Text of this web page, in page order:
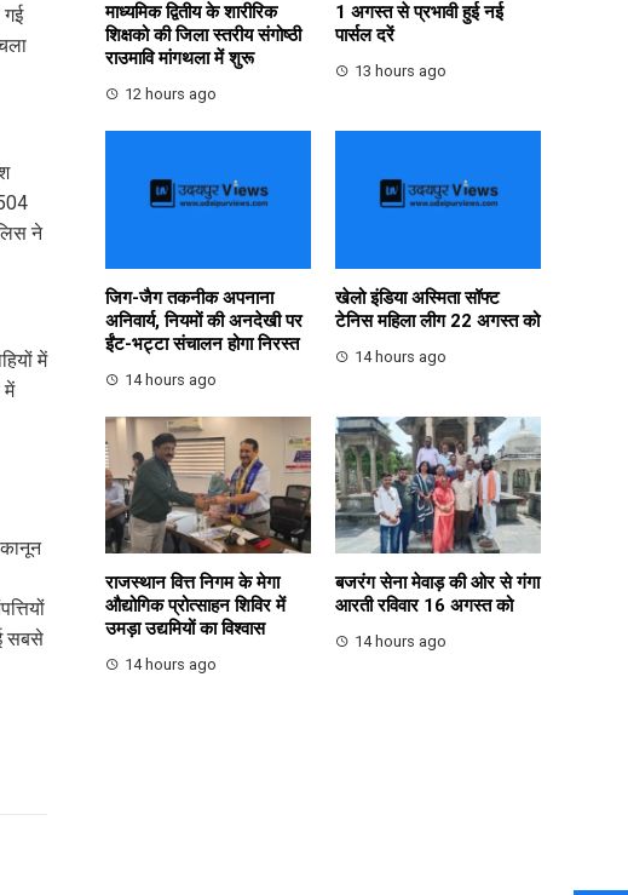
ने
में
में
सबसे
माध्यमिक द्वितीय के शारीरिक
शिक्षको की जिला स्तरीय संगोष्ठी
राउमावि मांगथला में शुरू
12 hours ago
1 अगस्त से प्रभावी हुई नई
पार्सल दरें
13 hours ago
जिग-जैग तकनीक अपनाना
अनिवार्य, नियमों की अनदेखी पर
ईंट-भट्टा संचालन होगा निरस्त
14 hours ago
खेलो इंडिया अस्मिता सॉफ्ट
टेनिस महिला लीग 22 अगस्त को
14 hours ago
राजस्थान वित्त निगम के मेगा
औद्योगिक प्रोत्साहन शिविर में
उमड़ा उद्यमियों का विश्वास
14 hours ago
बजरंग सेना मेवाड़ की ओर से गंगा
आरती रविवार 16 अगस्त को
14 hours ago